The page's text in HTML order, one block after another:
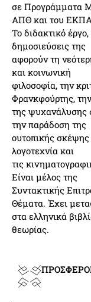
σε Προγράμματα
ΑΠΘ και του
Το διδακτικό
δημοσιεύσεις της
αφορούν τη
και κοινωνική
φιλοσοφία, την
Φρανκφούρτης,
της ψυχανάλυσης
την παράδοση της
ουτοπικής σκέψης
λογοτεχνία και
τις
Είναι μέλος της
Συντακτικής
Θέματα. Έχει
στα ελληνικά
θεωρίας.